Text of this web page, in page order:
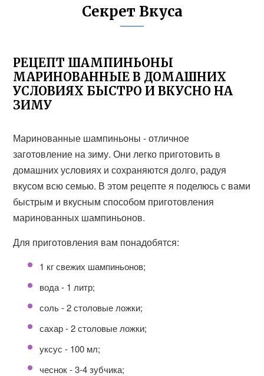
Секрет Вкуса
РЕЦЕПТ ШАМПИНЬОНЫ
МАРИНОВАННЫЕ В ДОМАШНИХ
УСЛОВИЯХ БЫСТРО И ВКУСНО НА
ЗИМУ
Маринованные шампиньоны - отличное
заготовление на зиму. Они легко приготовить в
домашних условиях и сохраняются долго, радуя
вкусом всю семью. В этом рецепте я поделюсь с вами
быстрым и вкусным способом приготовления
маринованных шампиньонов.
Для приготовления вам понадобятся:
1 кг свежих шампиньонов;
вода - 1 литр;
соль - 2 столовые ложки;
сахар - 2 столовые ложки;
уксус - 100 мл;
чеснок - 3-4 зубчика;